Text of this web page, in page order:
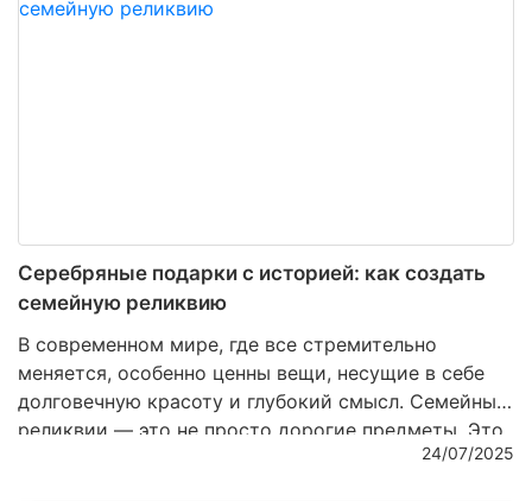
эстетический и культурный феномен. Откуда
Серебряные подарки с историей: как создать
семейную реликвию
В современном мире, где все стремительно
меняется, особенно ценны вещи, несущие в себе
долговечную красоту и глубокий смысл. Семейные
реликвии — это не просто дорогие предметы. Это
память, передающаяся из поколения в поколение.
24/07/2025